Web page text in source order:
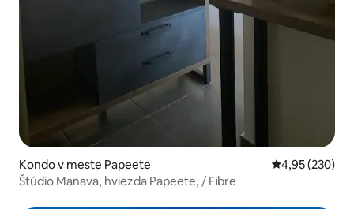
Kondo v meste Papeete Priemerné
4,95 (230)
Štúdio Manava, hviezda Papeete, / Fibre